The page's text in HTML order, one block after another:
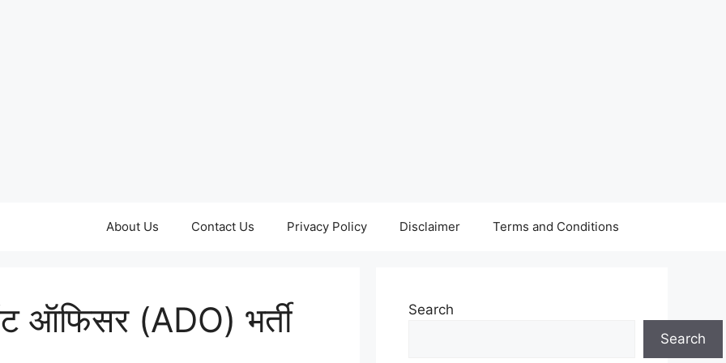
About Us Contact Us Privacy Policy Disclaimer Terms and Conditions
ऑफिसर (ADO) भर्ती
Search
Search